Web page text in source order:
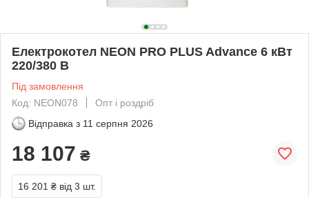
Електрокотел NEON PRO PLUS Advance 6 кВт
220/380 В
Під замовлення
Код: NEON078
Опт і роздріб
Відправка з 11 серпня 2026
18 107 ₴
16 201 ₴ від 3 шт.